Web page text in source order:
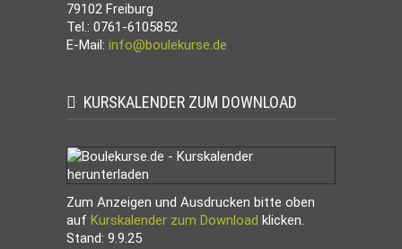
79102 Freiburg
Tel.: 0761-6105852
E-Mail: info@boulekurse.de
KURSKALENDER ZUM DOWNLOAD
Zum Anzeigen und Ausdrucken bitte oben
auf Kurskalender zum Download klicken.
Stand: 9.9.25